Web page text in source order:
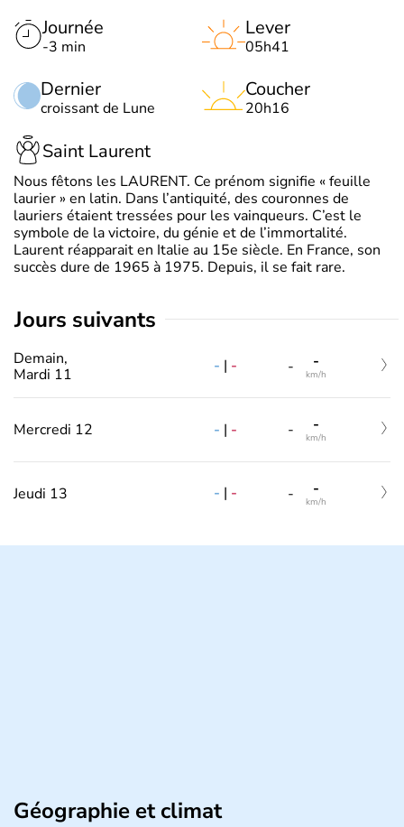
Journée
-3 min
Dernier
croissant de Lune
Lever
05h41
Coucher
20h16
Saint Laurent
Nous fêtons les LAURENT. Ce prénom signifie « feuille
laurier » en latin. Dans l’antiquité, des couronnes de
lauriers étaient tressées pour les vainqueurs. C’est le
symbole de la victoire, du génie et de l’immortalité.
Laurent réapparait en Italie au 15e siècle. En France, son
succès dure de 1965 à 1975. Depuis, il se fait rare.
jours suivants
Demain,
Mardi 11
- | - - -
km/h
Mercredi 12 - | - - -
km/h
Jeudi 13 - | - - -
km/h
Géographie et climat